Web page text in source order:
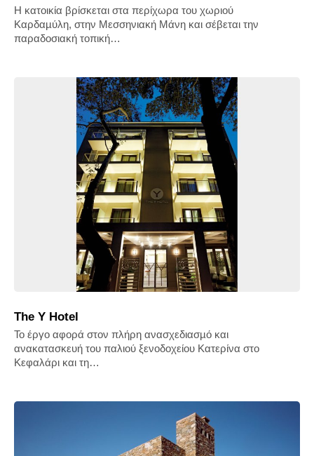
Η κατοικία βρίσκεται στα περίχωρα του χωριού
Καρδαµύλη, στην Μεσσηνιακή Μάνη και σέβεται την
παραδοσιακή τοπική…
The Y Hotel
Το έργο αφορά στον πλήρη ανασχεδιασµό και
ανακατασκευή του παλιού ξενοδοχείου Κατερίνα στο
Κεφαλάρι και τη…